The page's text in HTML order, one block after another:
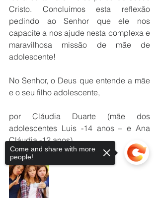
Cristo. Concluímos esta reflexão
pedindo ao Senhor que ele nos
capacite a nos ajude nesta complexa e
maravilhosa missão de mãe de
adolescente!
No Senhor, o Deus que entende a mãe
e o seu filho adolescente,
por Cláudia Duarte (mãe dos
adolescentes Luis -14 anos – e Ana
Cláudia -12 anos)
Come and share with more
people!